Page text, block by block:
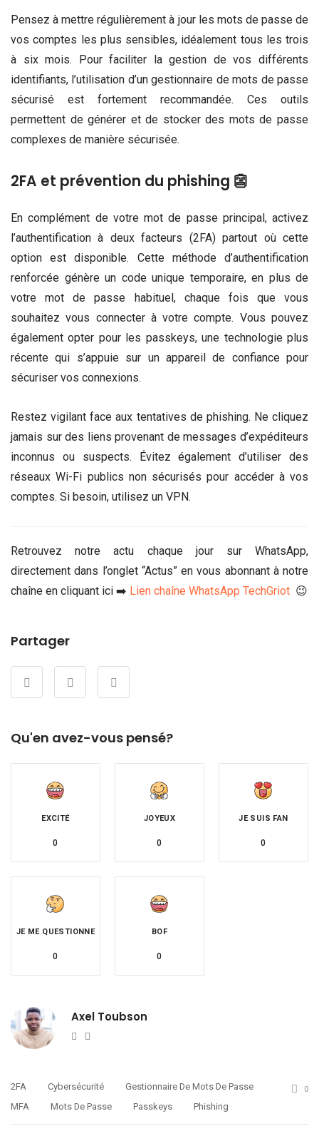
Pensez à mettre régulièrement à jour les mots de passe de
vos comptes les plus sensibles, idéalement tous les trois
à six mois. Pour faciliter la gestion de vos différents
identifiants, l’utilisation d’un gestionnaire de mots de passe
sécurisé est fortement recommandée. Ces outils
permettent de générer et de stocker des mots de passe
complexes de manière sécurisée.
2FA et prévention du phishing 👺
En complément de votre mot de passe principal, activez
l’authentification à deux facteurs (2FA) partout où cette
option est disponible. Cette méthode d’authentification
renforcée génère un code unique temporaire, en plus de
votre mot de passe habituel, chaque fois que vous
souhaitez vous connecter à votre compte. Vous pouvez
également opter pour les passkeys, une technologie plus
récente qui s’appuie sur un appareil de confiance pour
sécuriser vos connexions.
Restez vigilant face aux tentatives de phishing. Ne cliquez
jamais sur des liens provenant de messages d’expéditeurs
inconnus ou suspects. Évitez également d’utiliser des
réseaux Wi-Fi publics non sécurisés pour accéder à vos
comptes. Si besoin, utilisez un VPN.
Retrouvez notre actu chaque jour sur WhatsApp,
directement dans l’onglet “Actus” en vous abonnant à notre
chaîne en cliquant ici ➡️ Lien chaîne WhatsApp TechGriot 😉
Partager
Qu'en avez-vous pensé?
EXCITÉ
0
JOYEUX
0
JE SUIS FAN
0
JE ME QUESTIONNE
0
BOF
0
Axel Toubson
Website
2FA Cybersécurité
Gestionnaire De Mots De Passe
MFA
Mots De Passe Passkeys Phishing
0